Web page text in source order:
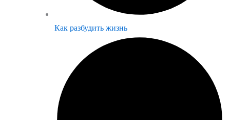
Как разбудить жизнь